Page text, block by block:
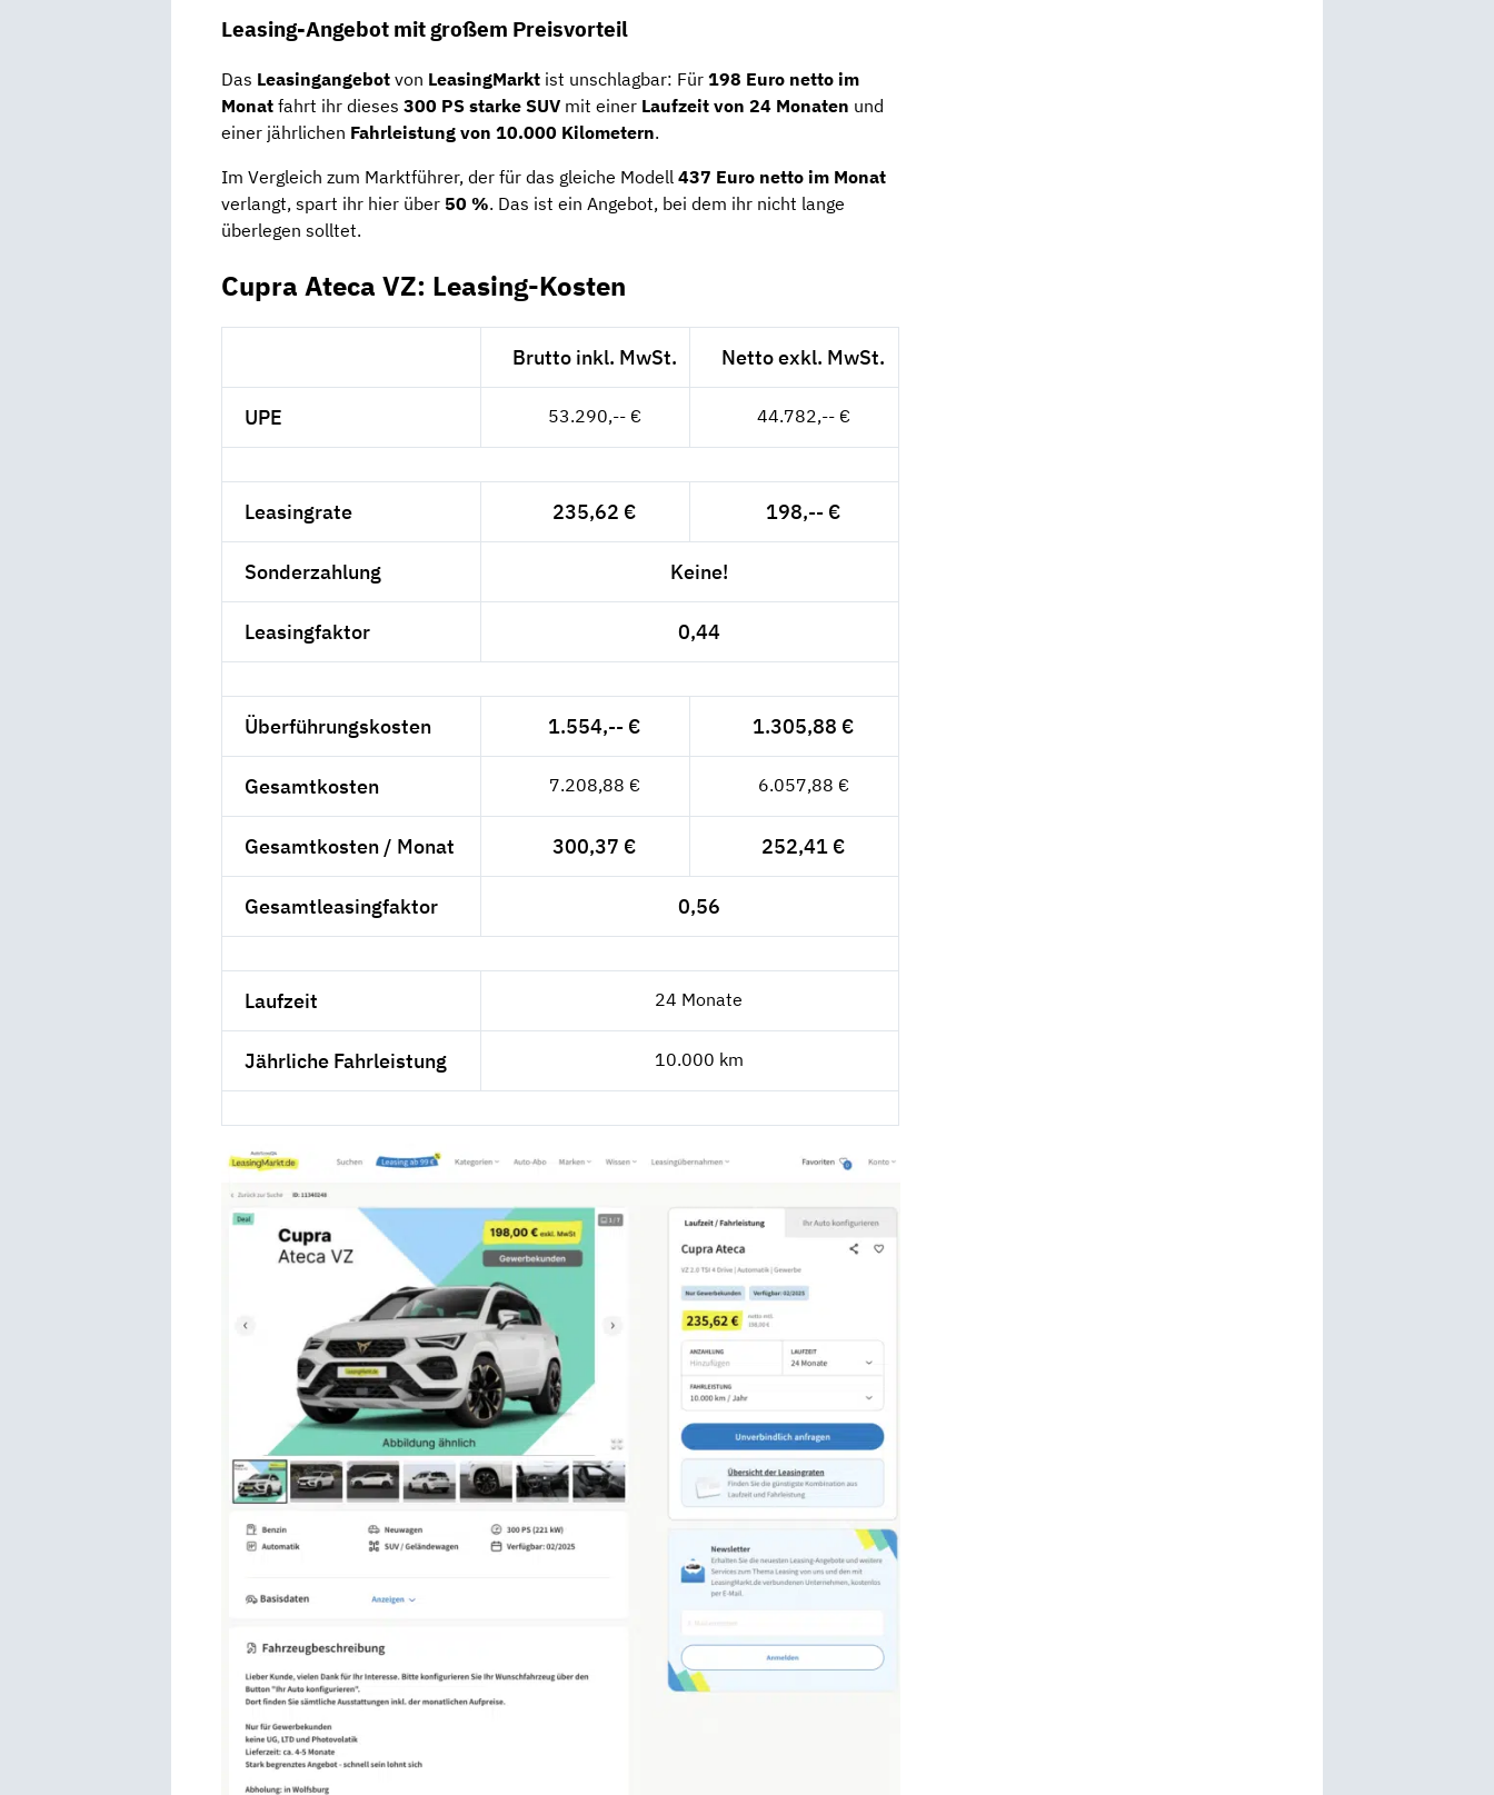
Leasing-Angebot mit großem Preisvorteil
Das Leasingangebot von LeasingMarkt ist unschlagbar: Für 198 Euro netto im
Monat fahrt ihr dieses 300 PS starke SUV mit einer Laufzeit von 24 Monaten und
einer jährlichen Fahrleistung von 10.000 Kilometern.
Im Vergleich zum Marktführer, der für das gleiche Modell 437 Euro netto im Monat
verlangt, spart ihr hier über 50 %. Das ist ein Angebot, bei dem ihr nicht lange
überlegen solltet.
Cupra Ateca VZ: Leasing-Kosten
Brutto inkl. MwSt. Netto exkl. MwSt.
UPE 53.290,-- € 44.782,-- €
Leasingrate 235,62 € 198,-- €
Sonderzahlung Keine!
Leasingfaktor 0,44
Überführungskosten 1.554,-- € 1.305,88 €
Gesamtkosten 7.208,88 € 6.057,88 €
Gesamtkosten / Monat 300,37 € 252,41 €
Gesamtleasingfaktor 0,56
Laufzeit 24 Monate
Jährliche Fahrleistung 10.000 km